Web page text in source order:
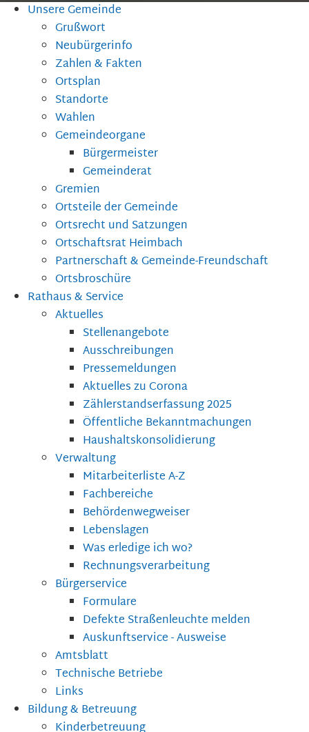
Unsere Gemeinde
Grußwort
Neubürgerinfo
Zahlen & Fakten
Ortsplan
Standorte
Wahlen
Gemeindeorgane
Bürgermeister
Gemeinderat
Gremien
Ortsteile der Gemeinde
Ortsrecht und Satzungen
Ortschaftsrat Heimbach
Partnerschaft & Gemeinde-Freundschaft
Ortsbroschüre
Rathaus & Service
Aktuelles
Stellenangebote
Ausschreibungen
Pressemeldungen
Aktuelles zu Corona
Zählerstandserfassung 2025
Öffentliche Bekanntmachungen
Haushaltskonsolidierung
Verwaltung
Mitarbeiterliste A-Z
Fachbereiche
Behördenwegweiser
Lebenslagen
Was erledige ich wo?
Rechnungsverarbeitung
Bürgerservice
Formulare
Defekte Straßenleuchte melden
Auskunftservice - Ausweise
Amtsblatt
Technische Betriebe
Links
Bildung & Betreuung